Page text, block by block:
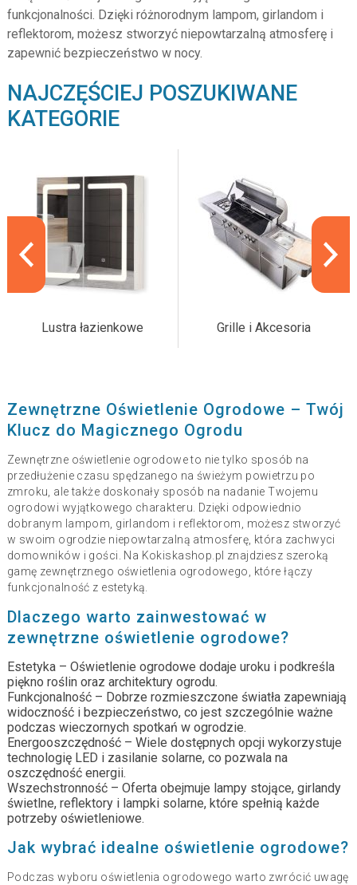
funkcjonalności. Dzięki różnorodnym lampom, girlandom i
reflektorom, możesz stworzyć niepowtarzalną atmosferę i
zapewnić bezpieczeństwo w nocy.
NAJCZĘŚCIEJ POSZUKIWANE
KATEGORIE
Lustra łazienkowe Grille i Akcesoria
Zewnętrzne Oświetlenie Ogrodowe – Twój
Klucz do Magicznego Ogrodu
Zewnętrzne oświetlenie ogrodowe to nie tylko sposób na
przedłużenie czasu spędzanego na świeżym powietrzu po
zmroku, ale także doskonały sposób na nadanie Twojemu
ogrodowi wyjątkowego charakteru. Dzięki odpowiednio
dobranym lampom, girlandom i reflektorom, możesz stworzyć
w swoim ogrodzie niepowtarzalną atmosferę, która zachwyci
domowników i gości. Na Kokiskashop.pl znajdziesz szeroką
gamę zewnętrznego oświetlenia ogrodowego, które łączy
funkcjonalność z estetyką.
Dlaczego warto zainwestować w
zewnętrzne oświetlenie ogrodowe?
Estetyka – Oświetlenie ogrodowe dodaje uroku i podkreśla
piękno roślin oraz architektury ogrodu.
Funkcjonalność – Dobrze rozmieszczone światła zapewniają
widoczność i bezpieczeństwo, co jest szczególnie ważne
podczas wieczornych spotkań w ogrodzie.
Energooszczędność – Wiele dostępnych opcji wykorzystuje
technologię LED i zasilanie solarne, co pozwala na
oszczędność energii.
Wszechstronność – Oferta obejmuje lampy stojące, girlandy
świetlne, reflektory i lampki solarne, które spełnią każde
potrzeby oświetleniowe.
Jak wybrać idealne oświetlenie ogrodowe?
Podczas wyboru oświetlenia ogrodowego warto zwrócić uwagę